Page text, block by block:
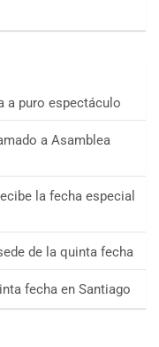
a puro espectáculo
a Asamblea
la fecha especial
de la quinta fecha
fecha en Santiago